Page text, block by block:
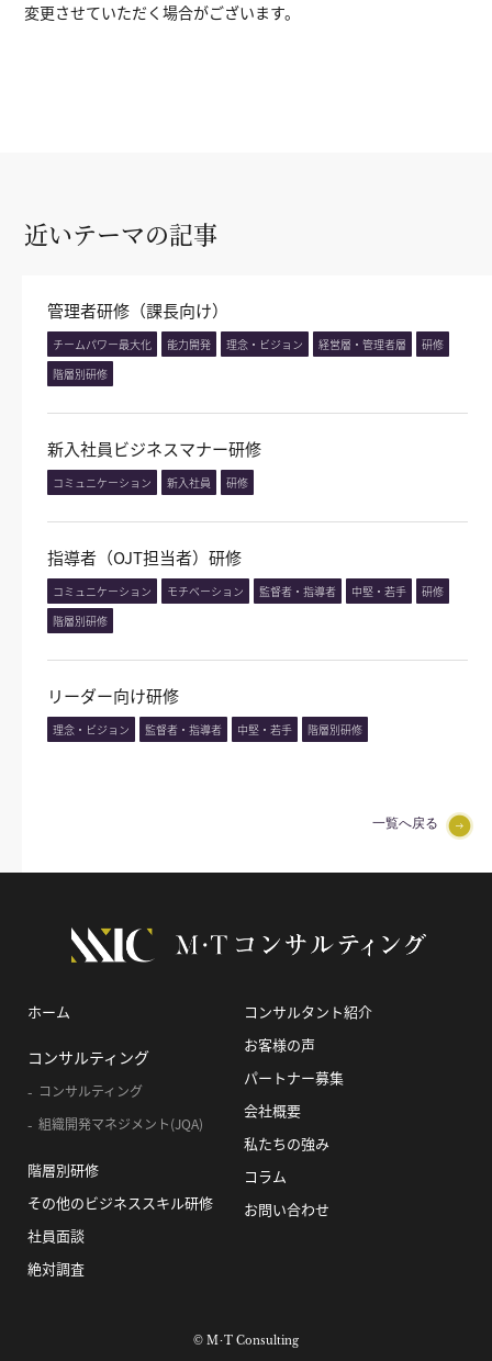
変更させていただく場合がございます。
近いテーマの記事
管理者研修（課長向け）
チームパワー最大化 能力開発 理念・ビジョン 経営層・管理者層
研修
階層別研修
新入社員ビジネスマナー研修
コミュニケーション 新入社員 研修
指導者（OJT担当者）研修
コミュニケーション モチベーション 監督者・指導者 中堅・若手
研修
階層別研修
リーダー向け研修
理念・ビジョン 監督者・指導者 中堅・若手 階層別研修
一覧へ戻る
ホーム
コンサルティング
コンサルティング
組織開発マネジメント(JQA)
階層別研修
その他のビジネススキル研修
社員面談
絶対調査
コンサルタント紹介
お客様の声
パートナー募集
会社概要
私たちの強み
コラム
お問い合わせ
© M･T Consulting